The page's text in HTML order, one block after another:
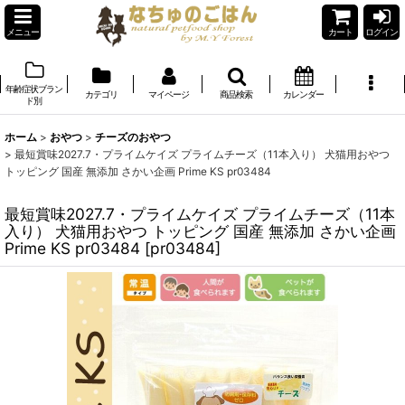
メニュー カート ログイン
年齢症状ブラン
ド別
カテゴリ マイページ 商品検索 カレンダー
ホーム > おやつ > チーズのおやつ
> 最短賞味2027.7・プライムケイズ プライムチーズ（11本入り） 犬猫用おやつ
トッピング 国産 無添加 さかい企画 Prime KS pr03484
最短賞味2027.7・プライムケイズ プライムチーズ（11本
入り） 犬猫用おやつ トッピング 国産 無添加 さかい企画
Prime KS pr03484 [pr03484]